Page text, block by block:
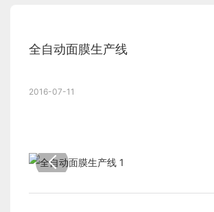
全自动面膜生产线
2016-07-11